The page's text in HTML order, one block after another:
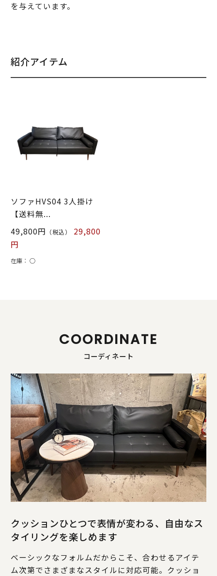
を与えています。
紹介アイテム
ソファHVS04 3人掛け
【送料無...
49,800円 （税込）
29,800
円
在庫：○
COORDINATE
コーディネート
クッションひとつで表情が変わる、自由なス
タイリングを楽しめます
ベーシックなフォルムだからこそ、合わせるアイテ
ム次第でさまざまなスタイルに対応可能。クッショ